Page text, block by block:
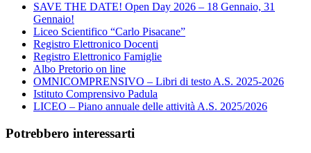
SAVE THE DATE! Open Day 2026 – 18 Gennaio, 31
Gennaio!
Liceo Scientifico “Carlo Pisacane”
Registro Elettronico Docenti
Registro Elettronico Famiglie
Albo Pretorio on line
OMNICOMPRENSIVO – Libri di testo A.S. 2025-2026
Istituto Comprensivo Padula
LICEO – Piano annuale delle attività A.S. 2025/2026
Potrebbero interessarti